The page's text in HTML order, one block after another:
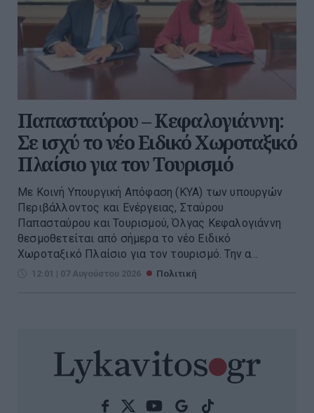
Παπασταύρου – Κεφαλογιάννη:
Σε ισχύ το νέο Ειδικό Χωροταξικό
Πλαίσιο για τον Τουρισμό
Με Κοινή Υπουργική Απόφαση (ΚΥΑ) των υπουργών
Περιβάλλοντος και Ενέργειας, Σταύρου
Παπασταύρου και Τουρισμού, Όλγας Κεφαλογιάννη
θεσμοθετείται από σήμερα το νέο Ειδικό
Χωροταξικό Πλαίσιο για τον τουρισμό. Την α...
12:01 | 07 Αυγούστου 2026 Πολιτική